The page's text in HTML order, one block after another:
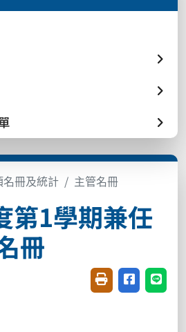
名冊及統計 主管名冊
第1學期兼任
冊
友善列印(開新視
分享至臉書
分享